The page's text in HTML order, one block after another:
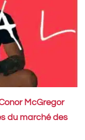
McGregor
du marché des